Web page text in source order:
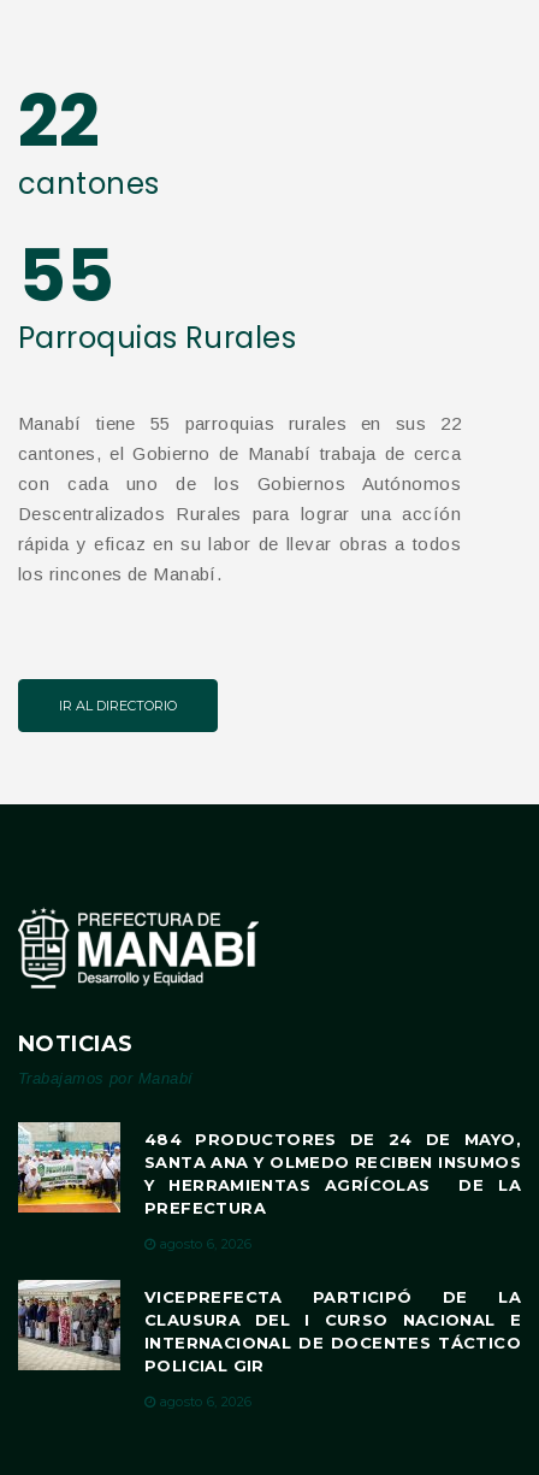
22
cantones
55
Parroquias Rurales
Manabí tiene 55 parroquias rurales en sus 22
cantones, el Gobierno de Manabí trabaja de cerca
con cada uno de los Gobiernos Autónomos
Descentralizados Rurales para lograr una accíón
rápida y eficaz en su labor de llevar obras a todos
los rincones de Manabí.
NOTICIAS
Trabajamos por Manabí
484 PRODUCTORES DE 24 DE MAYO,
SANTA ANA Y OLMEDO RECIBEN INSUMOS
Y HERRAMIENTAS AGRÍCOLAS DE LA
PREFECTURA
agosto 6, 2026
VICEPREFECTA PARTICIPÓ DE LA
CLAUSURA DEL I CURSO NACIONAL E
INTERNACIONAL DE DOCENTES TÁCTICO
POLICIAL GIR
agosto 6, 2026